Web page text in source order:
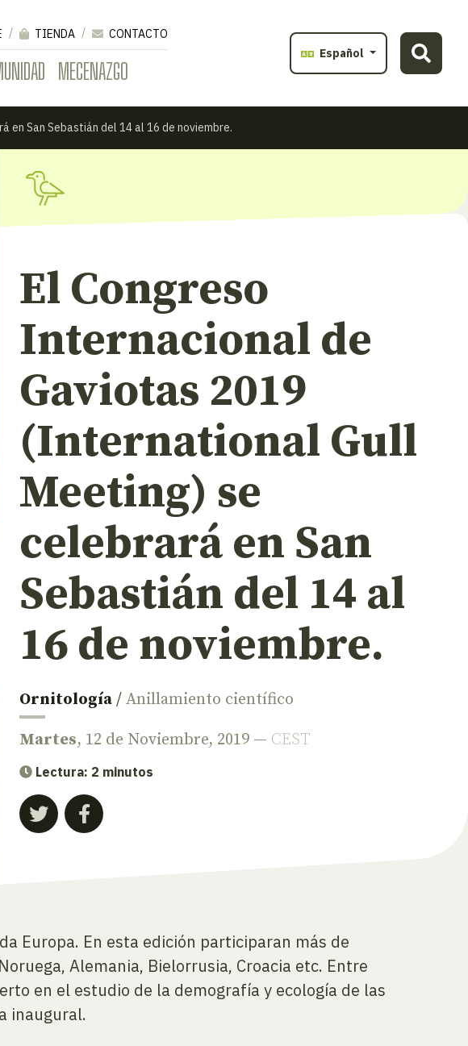
MECENAZGO
TIENDA
CONTACTO
Español
San Sebastián del 14 al 16 de noviembre.
El Congreso
Internacional de
Gaviotas 2019
(International Gull
Meeting) se
celebrará en San
Sebastián del 14 al
16 de noviembre.
Ornitología / Anillamiento científico
Martes, 12 de Noviembre, 2019 — CEST
Lectura: 2 minutos
Europa. En esta edición participaran más de
Alemania, Bielorrusia, Croacia etc. Entre
en el estudio de la demografía y ecología de las
inaugural.